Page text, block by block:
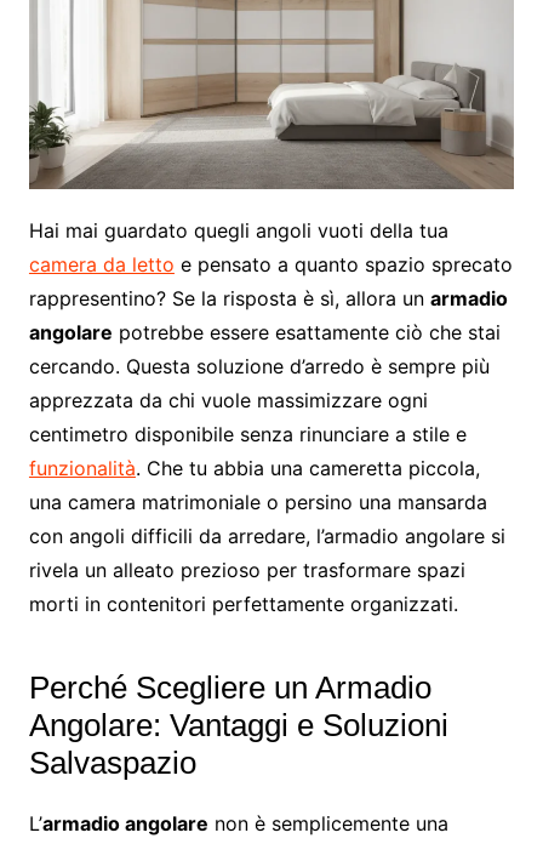
Hai mai guardato quegli angoli vuoti della tua
camera da letto e pensato a quanto spazio sprecato
rappresentino? Se la risposta è sì, allora un armadio
angolare potrebbe essere esattamente ciò che stai
cercando. Questa soluzione d’arredo è sempre più
apprezzata da chi vuole massimizzare ogni
centimetro disponibile senza rinunciare a stile e
funzionalità. Che tu abbia una cameretta piccola,
una camera matrimoniale o persino una mansarda
con angoli difficili da arredare, l’armadio angolare si
rivela un alleato prezioso per trasformare spazi
morti in contenitori perfettamente organizzati.
Perché Scegliere un Armadio
Angolare: Vantaggi e Soluzioni
Salvaspazio
L’armadio angolare non è semplicemente una